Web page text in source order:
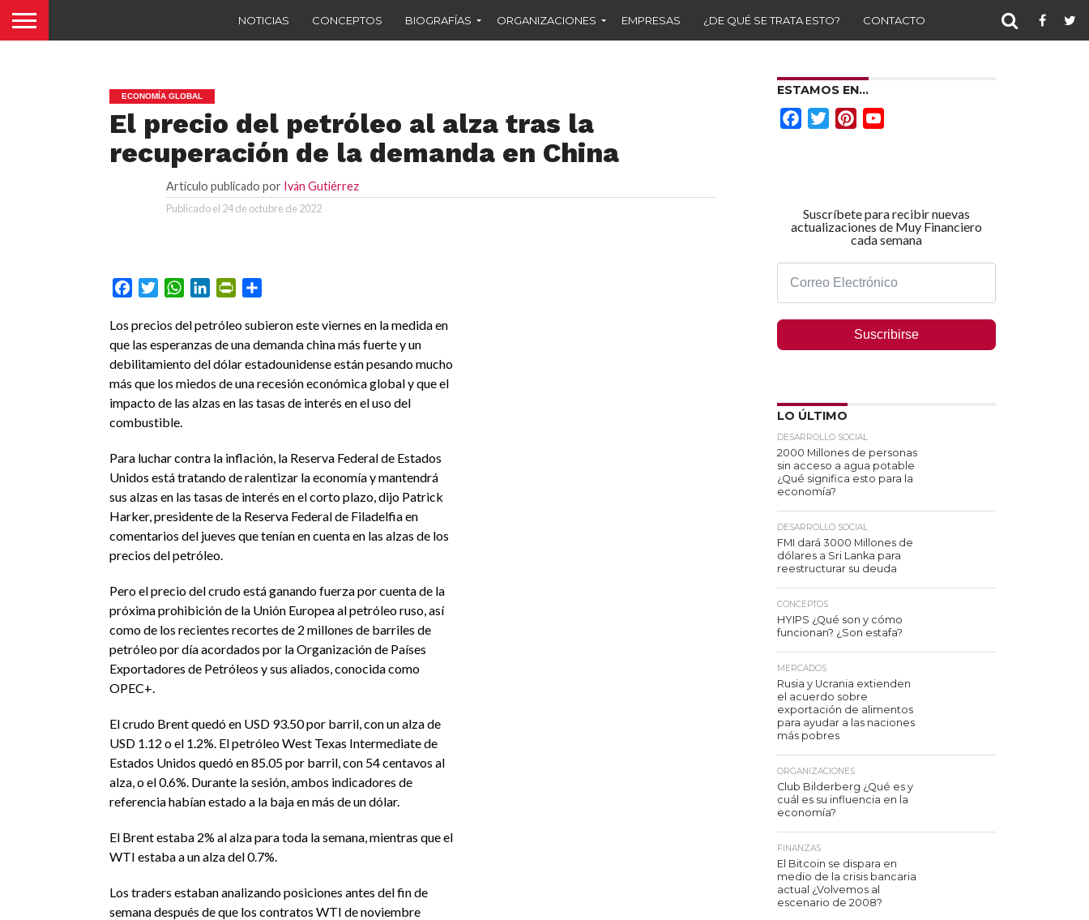
NOTICIAS CONCEPTOS BIOGRAFÍAS ORGANIZACIONES EMPRESAS ¿DE QUÉ SE TRATA ESTO? CONTACTO
ECONOMÍA GLOBAL
El precio del petróleo al alza tras la
recuperación de la demanda en China
Artículo publicado por Iván Gutiérrez
Publicado el 24 de octubre de 2022
FacebookTwitterWhatsApp
LinkedInPrintFriendly
Los precios del petróleo subieron este viernes en la medida en
que las esperanzas de una demanda china más fuerte y un
debilitamiento del dólar estadounidense están pesando mucho
más que los miedos de una recesión económica global y que el
impacto de las alzas en las tasas de interés en el uso del
combustible.
Para luchar contra la inflación, la Reserva Federal de Estados
Unidos está tratando de ralentizar la economía y mantendrá
sus alzas en las tasas de interés en el corto plazo, dijo Patrick
Harker, presidente de la Reserva Federal de Filadelfia en
comentarios del jueves que tenían en cuenta en las alzas de los
precios del petróleo.
Pero el precio del crudo está ganando fuerza por cuenta de la
próxima prohibición de la Unión Europea al petróleo ruso, así
como de los recientes recortes de 2 millones de barriles de
petróleo por día acordados por la Organización de Países
Exportadores de Petróleos y sus aliados, conocida como
OPEC+.
El crudo Brent quedó en USD 93.50 por barril, con un alza de
USD 1.12 o el 1.2%. El petróleo West Texas Intermediate de
Estados Unidos quedó en 85.05 por barril, con 54 centavos al
alza, o el 0.6%. Durante la sesión, ambos indicadores de
referencia habían estado a la baja en más de un dólar.
El Brent estaba 2% al alza para toda la semana, mientras que el
WTI estaba a un alza del 0.7%.
Los traders estaban analizando posiciones antes del fin de
semana después de que los contratos WTI de noviembre
ESTAMOS EN…
FacebookTwitterPinterest
Suscríbete para recibir nuevas
actualizaciones de Muy Financiero
cada semana
Suscribirse
LO ÚLTIMO
DESARROLLO SOCIAL
2000 Millones de personas
sin acceso a agua potable
¿Qué significa esto para la
economía?
DESARROLLO SOCIAL
FMI dará 3000 Millones de
dólares a Sri Lanka para
reestructurar su deuda
CONCEPTOS
HYIPS ¿Qué son y cómo
funcionan? ¿Son estafa?
MERCADOS
Rusia y Ucrania extienden
el acuerdo sobre
exportación de alimentos
para ayudar a las naciones
más pobres
ORGANIZACIONES
Club Bilderberg ¿Qué es y
cuál es su influencia en la
economía?
FINANZAS
El Bitcoin se dispara en
medio de la crisis bancaria
actual ¿Volvemos al
escenario de 2008?